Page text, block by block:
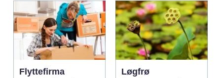
Flyttefirma
Løgfrø